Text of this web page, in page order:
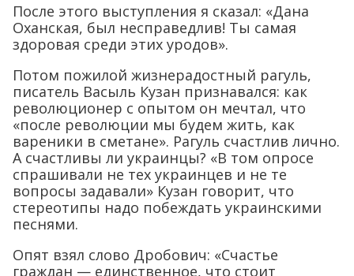
После этого выступления я сказал: «Дана
Оханская, был несправедлив! Ты самая
здоровая среди этих уродов».
Потом пожилой жизнерадостный рагуль,
писатель Васыль Кузан признавался: как
революционер с опытом он мечтал, что
«после революции мы будем жить, как
вареники в сметане». Рагуль счастлив лично.
А счастливы ли украинцы? «В том опросе
спрашивали не тех украинцев и не те
вопросы задавали» Кузан говорит, что
стереотипы надо побеждать украинскими
песнями.
Опят взял слово Дробович: «Счастье
граждан — единственное, что стоит